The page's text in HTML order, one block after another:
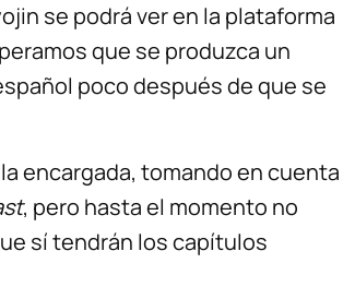
se podrá ver en la plataforma
que se produzca un
poco después de que se
encargada, tomando en cuenta
, pero hasta el momento no
sí tendrán los capítulos